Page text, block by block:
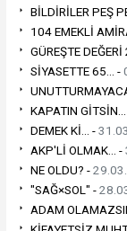
BİLDİRİLER PEŞ
104 EMEKLİ
GÜREŞTE
SİYASETTE 65... -
KAPATIN
DEMEK Kİ... -
AKP'Lİ OLMAK... -
NE OLDU? -
"SAĞ×SOL" -
ADAM